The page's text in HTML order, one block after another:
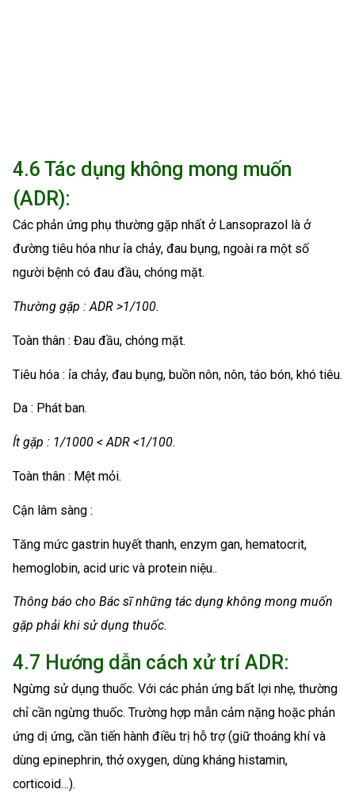
4.6 Tác dụng không mong muốn
(ADR):
Các phản ứng phụ thường gặp nhất ở Lansoprazol là ở
đường tiêu hóa như ỉa chảy, đau bụng, ngoài ra một số
người bệnh có đau đầu, chóng mặt.
Thường gặp : ADR >1/100.
Toàn thân : Đau đầu, chóng mặt.
Tiêu hóa : ỉa chảy, đau bụng, buồn nôn, nôn, táo bón, khó tiêu.
Da : Phát ban.
Ít gặp : 1/1000 < ADR <1/100.
Toàn thân : Mệt mỏi.
Cận lâm sàng :
Tăng mức gastrin huyết thanh, enzym gan, hematocrit,
hemoglobin, acid uric và protein niệu..
Thông báo cho Bác sĩ những tác dụng không mong muốn
gặp phải khi sử dụng thuốc.
4.7 Hướng dẫn cách xử trí ADR:
Ngừng sử dụng thuốc. Với các phản ứng bất lợi nhẹ, thường
chỉ cần ngừng thuốc. Trường hợp mẫn cảm nặng hoặc phản
ứng dị ứng, cần tiến hành điều trị hỗ trợ (giữ thoáng khí và
dùng epinephrin, thở oxygen, dùng kháng histamin,
corticoid…).